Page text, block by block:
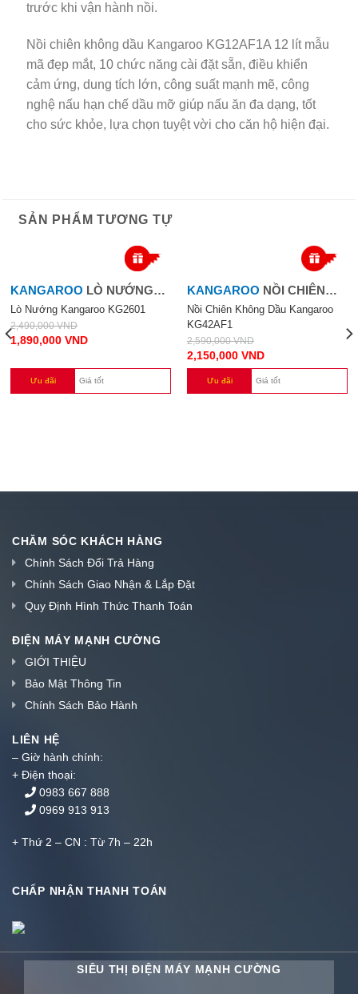
trước khi vận hành nồi.
Nồi chiên không dầu Kangaroo KG12AF1A 12 lít mẫu
mã đẹp mắt, 10 chức năng cài đặt sẵn, điều khiển
cảm ứng, dung tích lớn, công suất mạnh mẽ, công
nghệ nấu hạn chế dầu mỡ giúp nấu ăn đa dạng, tốt
cho sức khỏe, lựa chọn tuyệt vời cho căn hộ hiện đại.
SẢN PHẨM TƯƠNG TỰ
-24%
KANGAROO LÒ NƯỚNG
KANGAROO KG2601
Lò Nướng Kangaroo KG2601
2,490,000VND
1,890,000 VND
Ưu đãi Giá tốt
-17%
KANGAROO NỒI CHIÊN
KHÔNG DẦU 4 LÍT
Nồi Chiên Không Dầu Kangaroo
KG42AF1
2,590,000VND
2,150,000 VND
Ưu đãi Giá tốt
CHĂM SÓC KHÁCH HÀNG
Chính Sách Đổi Trả Hàng
Chính Sách Giao Nhận & Lắp Đặt
Quy Định Hình Thức Thanh Toán
ĐIỆN MÁY MẠNH CƯỜNG
GIỚI THIỆU
Bảo Mật Thông Tin
Chính Sách Bảo Hành
LIÊN HỆ
– Giờ hành chính:
+ Điện thoại:
0983 667 888
0969 913 913
+ Thứ 2 – CN : Từ 7h – 22h
CHẤP NHẬN THANH TOÁN
SIÊU THỊ ĐIỆN MÁY MẠNH CƯỜNG